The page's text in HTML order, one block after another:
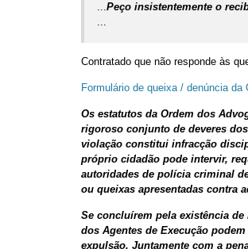
...Peço insistentemente o
...
Contratado que não responde às
Formulário de queixa / denúncia
Os estatutos da Ordem dos
rigoroso conjunto de deveres
violação constitui infracção
próprio cidadão pode intervir,
autoridades de polícia criminal
ou queixas apresentadas contra
Se concluírem pela existência
dos Agentes de Execução
expulsão. Juntamente com a